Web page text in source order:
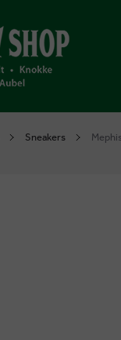
Sneakers